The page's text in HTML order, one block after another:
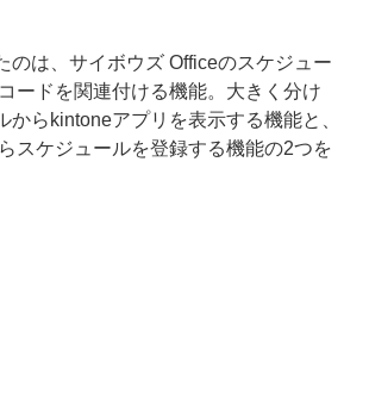
は、サイボウズ Officeのスケジュー
ードを関連付ける機能。大きく分け
からkintoneアプリを表示する機能と、
スケジュールを登録する機能の2つを